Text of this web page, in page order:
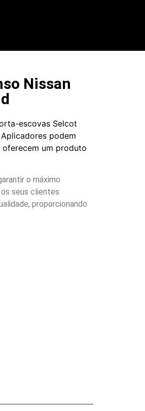
Nissan
escovas Selcot
podem
um produto
o máximo
seus clientes
proporcionando